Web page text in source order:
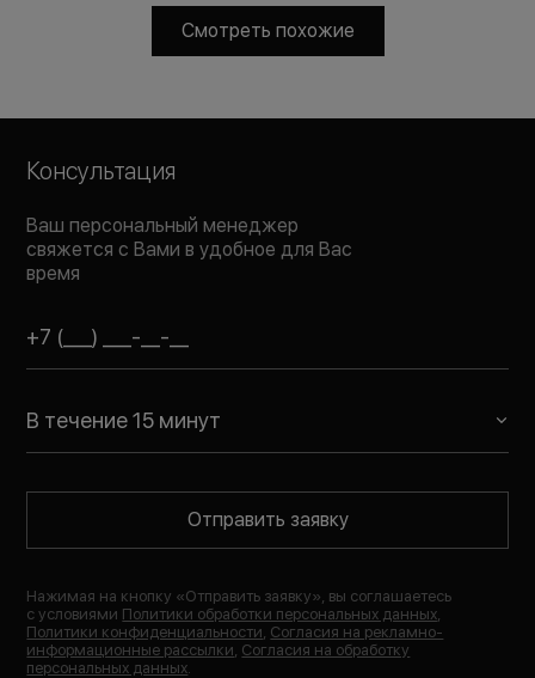
Смотреть похожие
Консультация
Ваш персональный менеджер
свяжется с Вами в удобное для Вас
время
В течение 15 минут
Отправить заявку
Нажимая на кнопку «Отправить заявку», вы соглашаетесь
с условиями Политики обработки персональных данных
Политики конфиденциальности Согласия на рекламно-
информационные рассылки Согласия на обработку
персональных данных